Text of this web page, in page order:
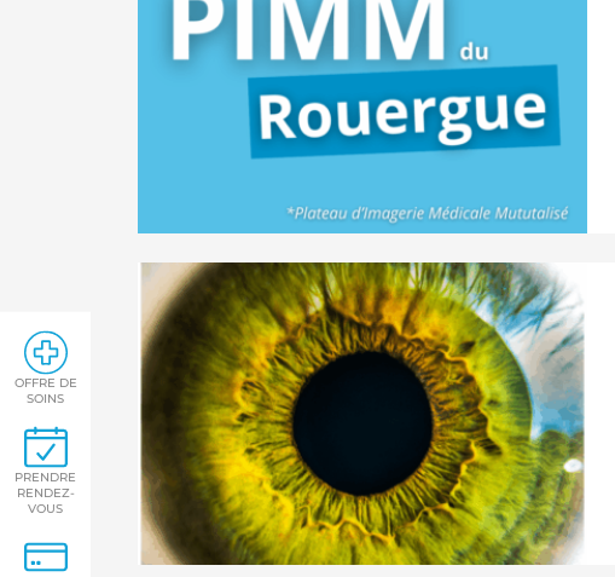
OFFRE DE
SOINS
PRENDRE
RENDEZ-
VOUS